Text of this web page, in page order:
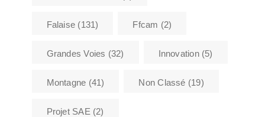
Falaise (131) Ffcam (2)
Grandes Voies (32) Innovation(5)
Montagne (41) Non Classé (19)
Projet SAE (2)